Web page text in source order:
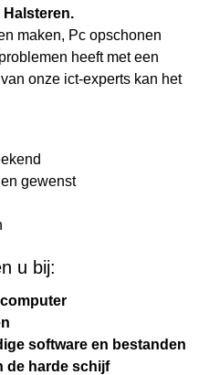
Halsteren.
maken, Pc opschonen
heeft met een
onze ict-experts kan het
gewenst
u bij:
software en bestanden
de harde schijf